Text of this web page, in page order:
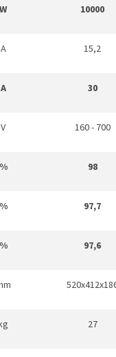
W 10000
A 15,2
A 30
V 160 - 700
% 98
% 97,7
% 97,6
27